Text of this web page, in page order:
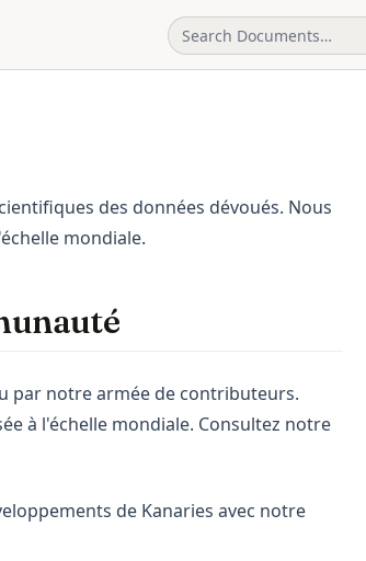
des données dévoués. Nous
mondiale.
par notre armée de contributeurs.
à l'échelle mondiale. Consultez notre
de Kanaries avec notre